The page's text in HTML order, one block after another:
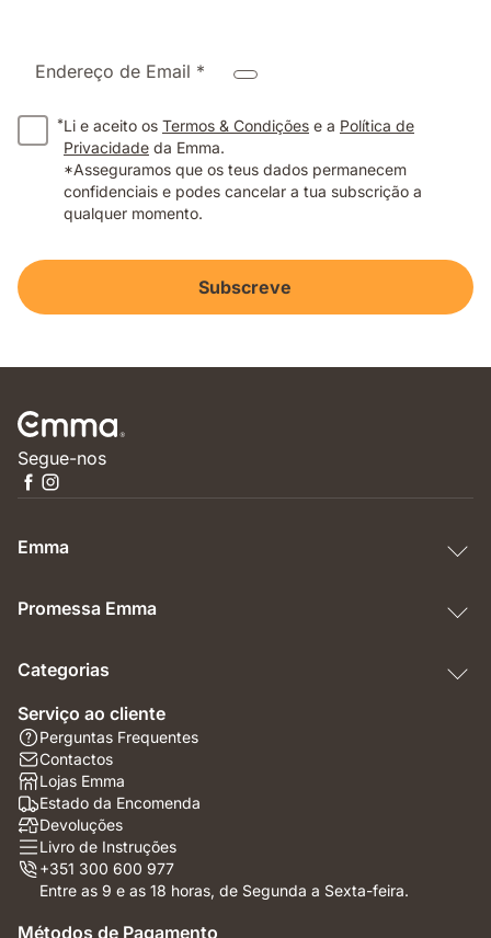
Endereço de Email *
*Li e aceito os Termos & Condições e a Política de
Privacidade da Emma.
*Asseguramos que os teus dados permanecem
confidenciais e podes cancelar a tua subscrição a
qualquer momento.
Subscreve
Segue-nos
Emma
Promessa Emma
Categorias
Serviço ao cliente
Perguntas Frequentes
Contactos
Lojas Emma
Estado da Encomenda
Devoluções
Livro de Instruções
+351 300 600 977
Entre as 9 e as 18 horas, de Segunda a Sexta-feira.
Métodos de Pagamento